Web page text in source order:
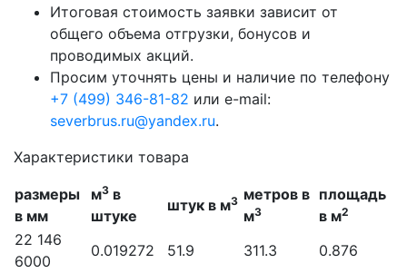
Итоговая стоимость заявки зависит от
общего объема отгрузки, бонусов и
проводимых акций.
Просим уточнять цены и наличие по телефону
+7 (499) 346-81-82 или e-mail:
severbrus.ru@yandex.ru.
Характеристики товара
размеры
в мм
м3 в
штуке
штук в м3 метров в
м3
площадь
в м2
22 146
6000
0.019272 51.9 311.3
0.876